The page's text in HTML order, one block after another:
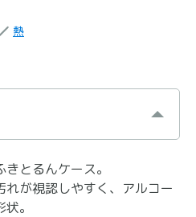
熱
とるんケース。
が視認しやすく、アルコー
。